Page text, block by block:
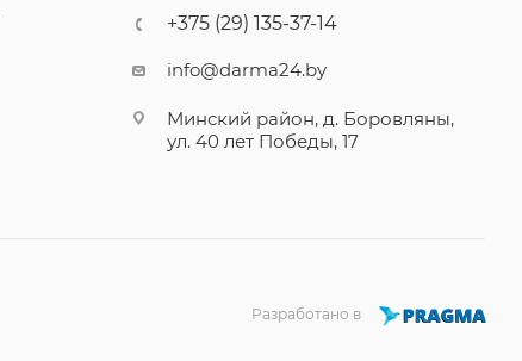
+375 (29) 135-37-14
info@darma24.by
Минский район, д. Боровляны,
ул. 40 лет Победы, 17
Разработано в